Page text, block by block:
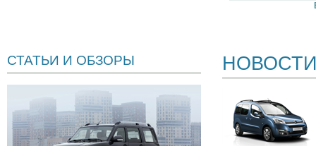
СТАТЬИ И ОБЗОРЫ НОВОСТИ